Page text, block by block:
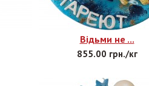
Відьми не ...
855.00 грн./кг